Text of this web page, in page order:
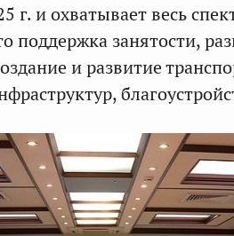
г. и охватывает весь
поддержка занятости,
и развитие